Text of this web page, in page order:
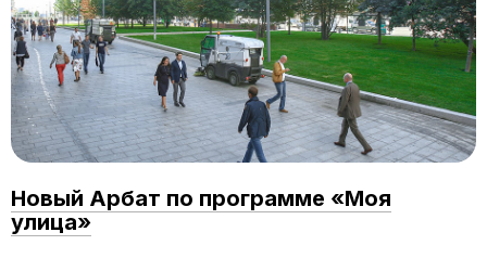
Новый Арбат по программе «Моя
улица»